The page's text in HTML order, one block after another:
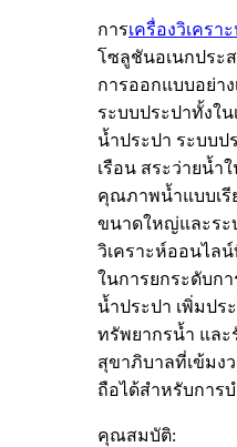
การเครื่องวิเครา
โซลูชันอเนกประ
การออกแบบอย่า
ระบบประปาทั้งใ
น้ำประปา ระบบป
เรือน สระว่ายน้ำ
คุณภาพน้ำแบบเรี
ขนาดใหญ่และระ
วิเคราะห์ออนไ
ในการยกระดับก
น้ำประปา เพิ่มปร
ทรัพยากรน้ำ และ
สุขาภิบาลที่เข้มง
ถือได้สำหรับการ
คุณสมบัติ: